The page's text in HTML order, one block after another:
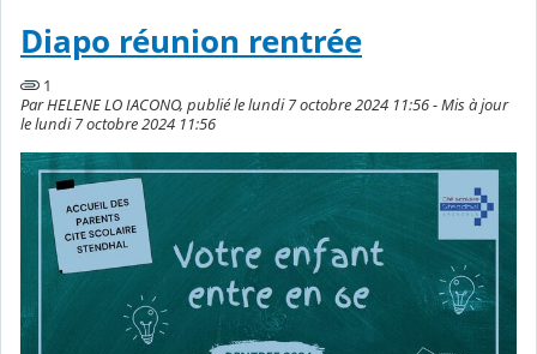
Diapo réunion rentrée
1
Par HELENE LO IACONO, publié le lundi 7 octobre 2024 11:56 - Mis à jour
le lundi 7 octobre 2024 11:56